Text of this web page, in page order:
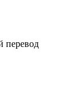
перевод